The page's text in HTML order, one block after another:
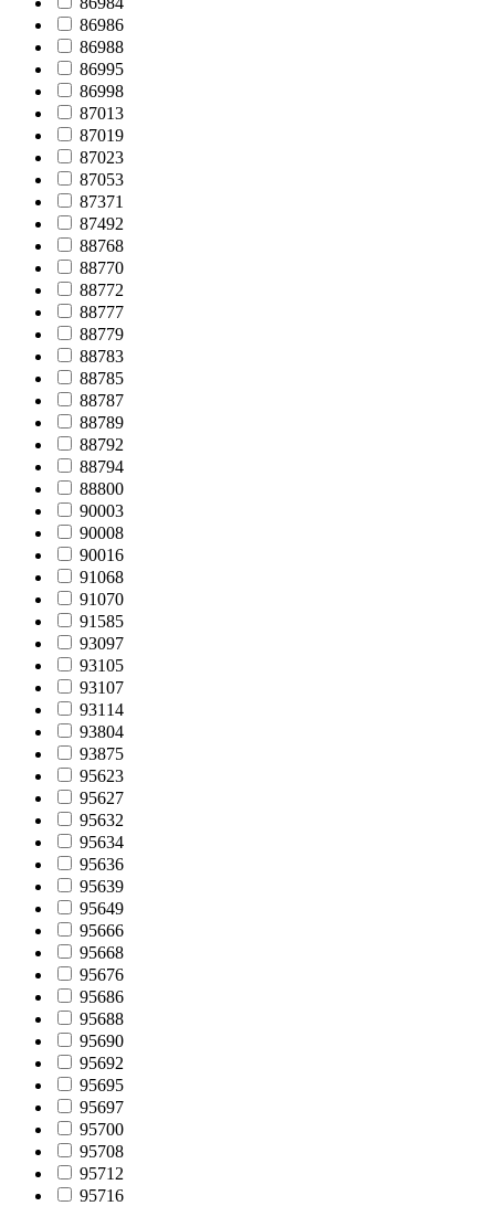
86986
86988
86995
86998
87013
87019
87023
87053
87371
87492
88768
88770
88772
88777
88779
88783
88785
88787
88789
88792
88794
88800
90003
90008
90016
91068
91070
91585
93097
93105
93107
93114
93804
93875
95623
95627
95632
95634
95636
95639
95649
95666
95668
95676
95686
95688
95690
95692
95695
95697
95700
95708
95712
95716